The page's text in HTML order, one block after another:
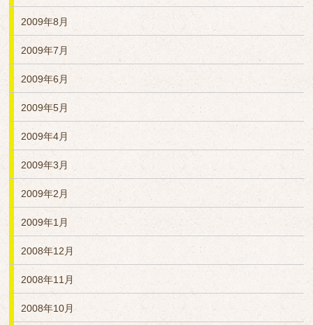
2009年8月
2009年7月
2009年6月
2009年5月
2009年4月
2009年3月
2009年2月
2009年1月
2008年12月
2008年11月
2008年10月